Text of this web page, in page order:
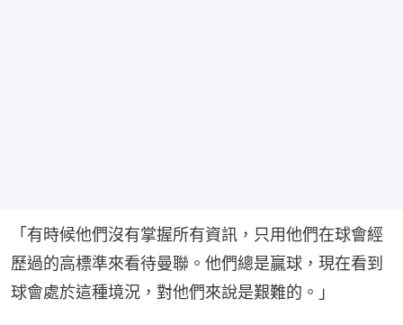
「有時候他們沒有掌握所有資訊，只用他們在球會經
歷過的高標準來看待曼聯。他們總是贏球，現在看到
球會處於這種境況，對他們來說是艱難的。」